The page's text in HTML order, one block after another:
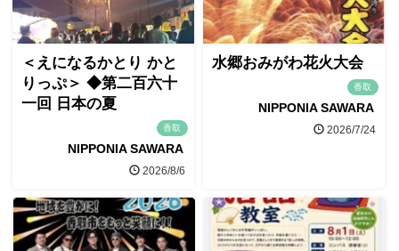
＜えになるかとり かと
りっぷ＞ ◆第二百六十
一回 日本の夏
香取
NIPPONIA SAWARA
2026/8/6
水郷おみがわ花火大会
香取
NIPPONIA SAWARA
2026/7/24